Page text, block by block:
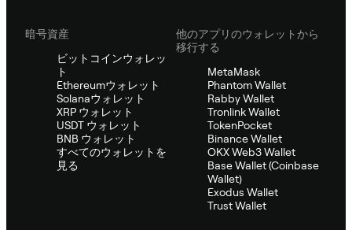
暗号資産
ビットコインウォレッ
ト
Ethereumウォレット
Solanaウォレット
XRP ウォレット
USDT ウォレット
BNB ウォレット
すべてのウォレットを
見る
他のアプリのウォレットから
移行する
MetaMask
Phantom Wallet
Rabby Wallet
Tronlink Wallet
TokenPocket
Binance Wallet
OKX Web3 Wallet
Base Wallet (Coinbase
Wallet)
Exodus Wallet
Trust Wallet